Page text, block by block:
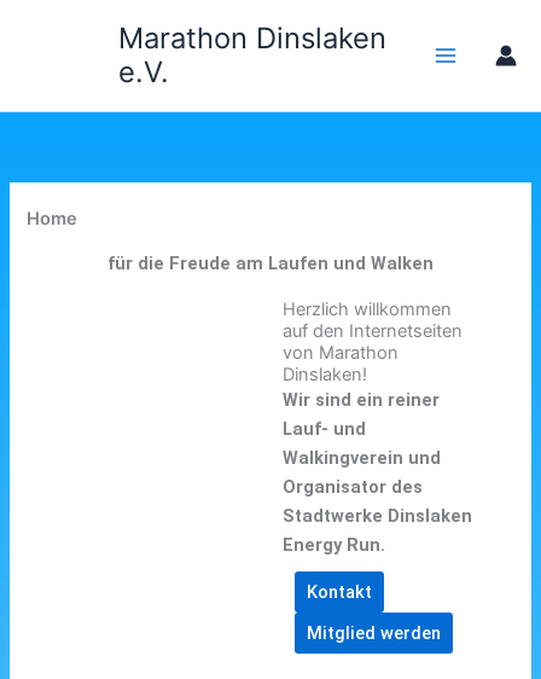
Marathon Dinslaken
e.V.
Home
für die Freude am Laufen und Walken
Herzlich willkommen
auf den Internetseiten
von Marathon
Dinslaken!
Wir sind ein reiner
Lauf- und
Walkingverein und
Organisator des
Stadtwerke Dinslaken
Energy Run.
Kontakt
Mitglied werden